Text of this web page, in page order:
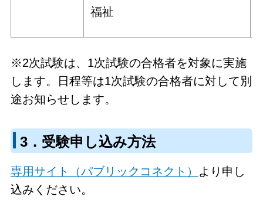
福祉
※2次試験は、1次試験の合格者を対象に実施
します。日程等は1次試験の合格者に対して別
途お知らせします。
3．受験申し込み方法
専用サイト（パブリックコネクト） より申し
込みください。